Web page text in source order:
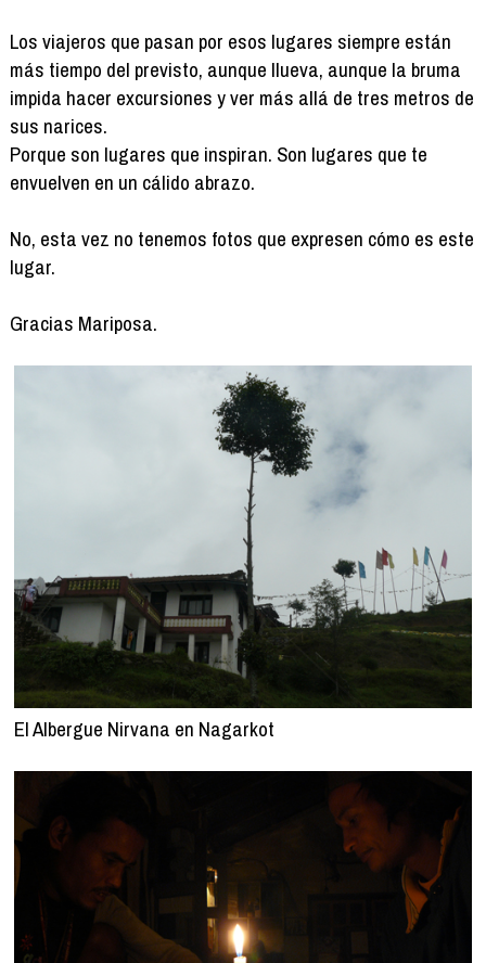
Los viajeros que pasan por esos lugares siempre están
más tiempo del previsto, aunque llueva, aunque la bruma
impida hacer excursiones y ver más allá de tres metros de
sus narices.
Porque son lugares que inspiran. Son lugares que te
envuelven en un cálido abrazo.
No, esta vez no tenemos fotos que expresen cómo es este
lugar.
Gracias Mariposa.
El Albergue Nirvana en Nagarkot